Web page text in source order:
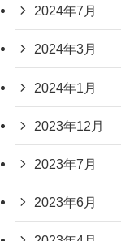
2024年7月
2024年3月
2024年1月
2023年12月
2023年7月
2023年6月